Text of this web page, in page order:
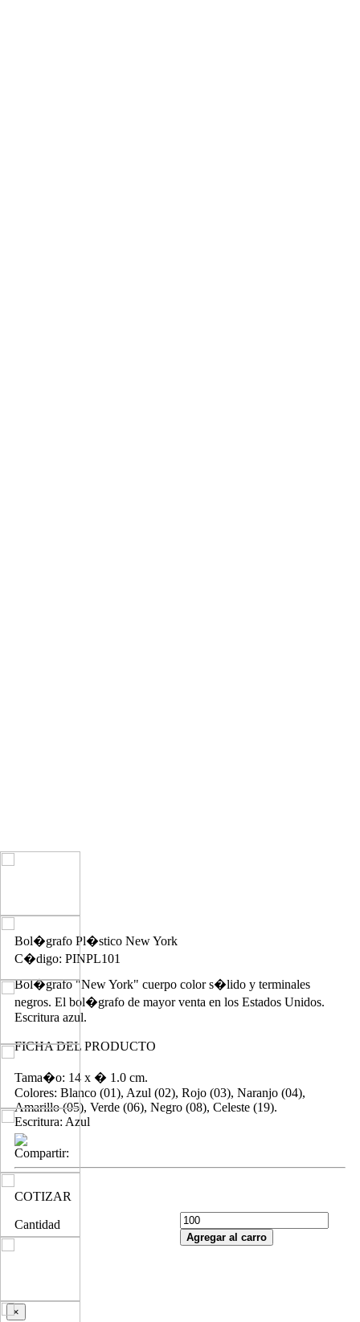
Bol�grafo Pl�stico New York
C�digo: PINPL101
Bol�grafo "New York" cuerpo color s�lido y terminales
negros. El bol�grafo de mayor venta en los Estados Unidos.
Escritura azul.
FICHA DEL PRODUCTO
Tama�o: 14 x � 1.0 cm.
Colores: Blanco (01), Azul (02), Rojo (03), Naranjo (04),
Amarillo (05), Verde (06), Negro (08), Celeste (19).
Escritura: Azul
Compartir:
COTIZAR
Cantidad
Agregar al carro
×